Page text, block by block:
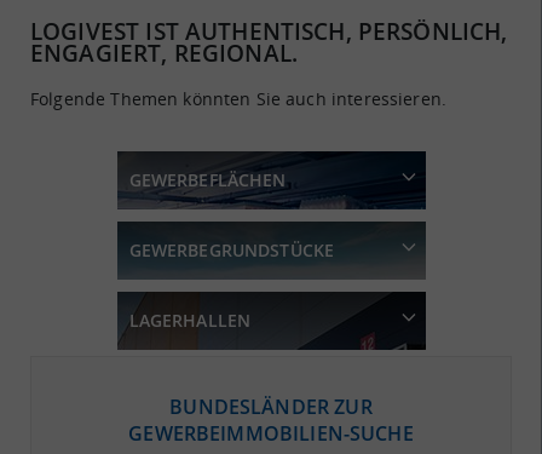
LOGIVEST IST AUTHENTISCH, PERSÖNLICH,
ENGAGIERT, REGIONAL.
Folgende Themen könnten Sie auch interessieren.
Gewerbeflächen -
Voraussetzungen für die
GEWERBEFLÄCHEN
Flächen für die gewerbliche
oder industrielle Bebauung.
GEWERBEGRUNDSTÜCKE
Lagerhallen - Der
Umschlagplatz für Waren und
Güter. Finden Sie die
Ihren Bedarf.
LAGERHALLEN
BUNDESLÄNDER ZUR
GEWERBEIMMOBILIEN-SUCHE